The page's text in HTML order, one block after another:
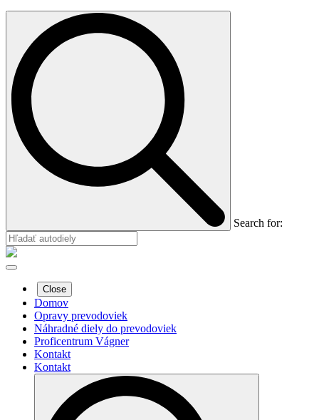
Search for:
Close
Domov
Opravy prevodoviek
Náhradné diely do prevodoviek
Proficentrum Vágner
Kontakt
Kontakt